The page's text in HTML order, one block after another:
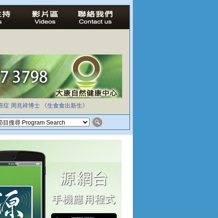
症 周兆祥博士 《生食食出新生》